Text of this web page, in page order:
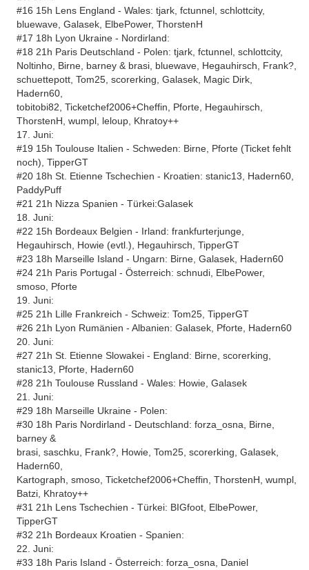
#16 15h Lens England - Wales: tjark, fctunnel, schlottcity,
bluewave, Galasek, ElbePower, ThorstenH
#17 18h Lyon Ukraine - Nordirland:
#18 21h Paris Deutschland - Polen: tjark, fctunnel, schlottcity,
Noltinho, Birne, barney & brasi, bluewave, Hegauhirsch, Frank?,
schuettepott, Tom25, scorerking, Galasek, Magic Dirk,
Hadern60,
tobitobi82, Ticketchef2006+Cheffin, Pforte, Hegauhirsch,
ThorstenH, wumpl, leloup, Khratoy++
17. Juni:
#19 15h Toulouse Italien - Schweden: Birne, Pforte (Ticket fehlt
noch), TipperGT
#20 18h St. Etienne Tschechien - Kroatien: stanic13, Hadern60,
PaddyPuff
#21 21h Nizza Spanien - Türkei:Galasek
18. Juni:
#22 15h Bordeaux Belgien - Irland: frankfurterjunge,
Hegauhirsch, Howie (evtl.), Hegauhirsch, TipperGT
#23 18h Marseille Island - Ungarn: Birne, Galasek, Hadern60
#24 21h Paris Portugal - Österreich: schnudi, ElbePower,
smoso, Pforte
19. Juni:
#25 21h Lille Frankreich - Schweiz: Tom25, TipperGT
#26 21h Lyon Rumänien - Albanien: Galasek, Pforte, Hadern60
20. Juni:
#27 21h St. Etienne Slowakei - England: Birne, scorerking,
stanic13, Pforte, Hadern60
#28 21h Toulouse Russland - Wales: Howie, Galasek
21. Juni:
#29 18h Marseille Ukraine - Polen:
#30 18h Paris Nordirland - Deutschland: forza_osna, Birne,
barney &
brasi, saschku, Frank?, Howie, Tom25, scorerking, Galasek,
Hadern60,
Kartograph, smoso, Ticketchef2006+Cheffin, ThorstenH, wumpl,
Batzi, Khratoy++
#31 21h Lens Tschechien - Türkei: BIGfoot, ElbePower,
TipperGT
#32 21h Bordeaux Kroatien - Spanien:
22. Juni:
#33 18h Paris Island - Österreich: forza_osna, Daniel